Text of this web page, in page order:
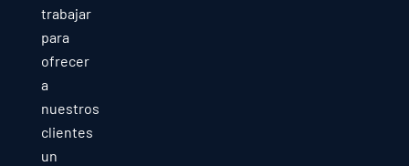
trabajar
para
ofrecer
a
nuestros
clientes
un